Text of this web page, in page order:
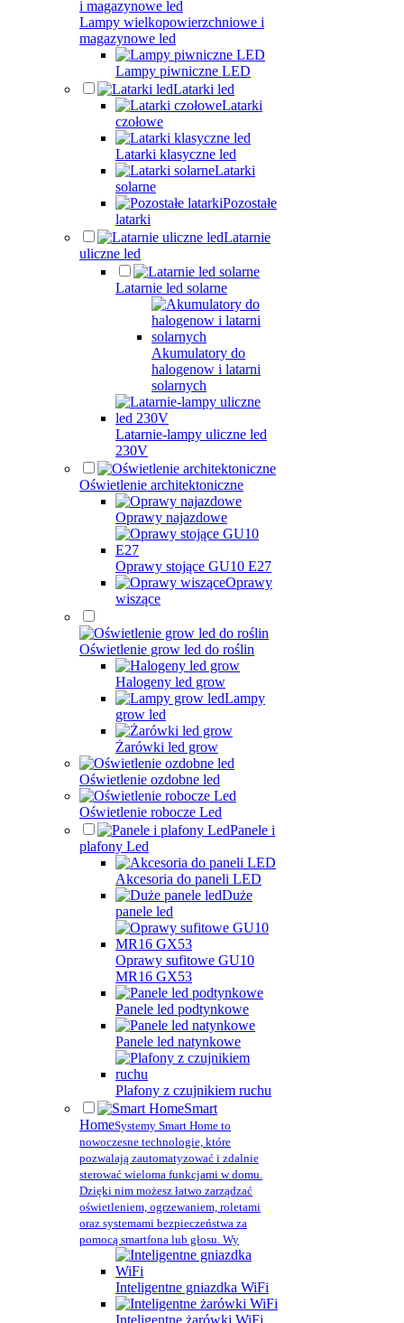
Lampy wielkopowierzchniowe i
magazynowe led
Lampy piwniczne LED
Latarki led
Latarki
czołowe
Latarki klasyczne led
Latarki
solarne
Pozostałe
latarki
Latarnie
uliczne led
Latarnie led solarne
Akumulatory do
halogenow i latarni
solarnych
Latarnie-lampy uliczne led
230V
Oświetlenie architektoniczne
Oprawy najazdowe
Oprawy stojące GU10 E27
Oprawy
wiszące
Oświetlenie grow led do roślin
Halogeny led grow
Lampy
grow led
Żarówki led grow
Oświetlenie ozdobne led
Oświetlenie robocze Led
Panele i
plafony Led
Akcesoria do paneli LED
Duże
panele led
Oprawy sufitowe GU10
MR16 GX53
Panele led podtynkowe
Panele led natynkowe
Plafony z czujnikiem ruchu
Smart
HomeSystemy Smart Home to
nowoczesne technologie, które
pozwalają zautomatyzować i zdalnie
sterować wieloma funkcjami w domu.
Dzięki nim możesz łatwo zarządzać
oświetleniem, ogrzewaniem, roletami
oraz systemami bezpieczeństwa za
pomocą smartfona lub głosu. Wy
Inteligentne gniazdka WiFi
Inteligentne żarówki WiFi